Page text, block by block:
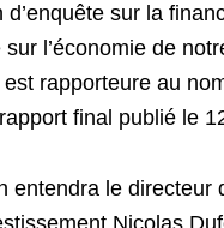
d’enquête sur la
l’économie de
rapporteure au
final publié le
entendra le directeur
Nicolas